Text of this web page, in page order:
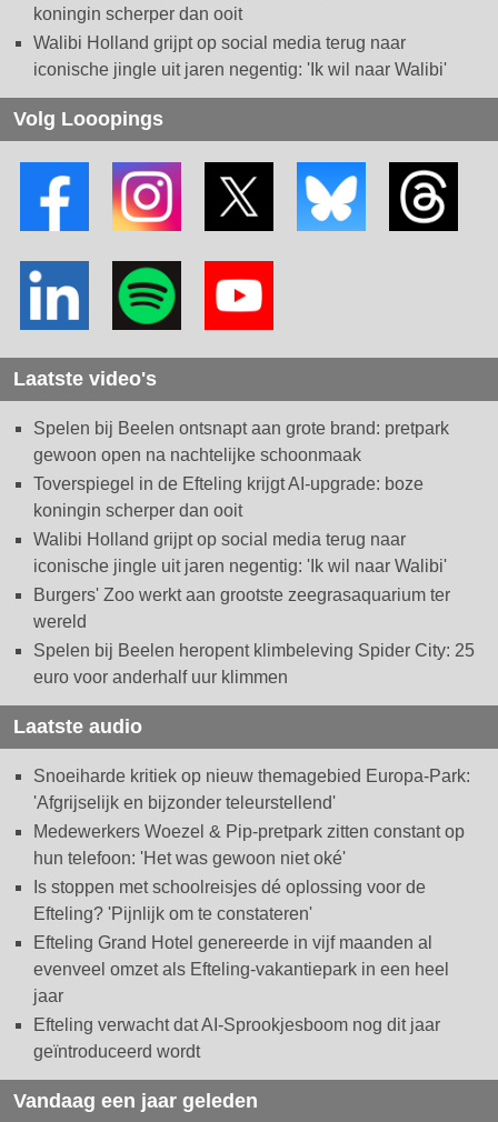
koningin scherper dan ooit
Walibi Holland grijpt op social media terug naar
iconische jingle uit jaren negentig: 'Ik wil naar Walibi'
Volg Looopings
Laatste video's
Spelen bij Beelen ontsnapt aan grote brand: pretpark
gewoon open na nachtelijke schoonmaak
Toverspiegel in de Efteling krijgt AI-upgrade: boze
koningin scherper dan ooit
Walibi Holland grijpt op social media terug naar
iconische jingle uit jaren negentig: 'Ik wil naar Walibi'
Burgers' Zoo werkt aan grootste zeegrasaquarium ter
wereld
Spelen bij Beelen heropent klimbeleving Spider City: 25
euro voor anderhalf uur klimmen
Laatste audio
Snoeiharde kritiek op nieuw themagebied Europa-Park:
'Afgrijselijk en bijzonder teleurstellend'
Medewerkers Woezel & Pip-pretpark zitten constant op
hun telefoon: 'Het was gewoon niet oké'
Is stoppen met schoolreisjes dé oplossing voor de
Efteling? 'Pijnlijk om te constateren'
Efteling Grand Hotel genereerde in vijf maanden al
evenveel omzet als Efteling-vakantiepark in een heel
jaar
Efteling verwacht dat AI-Sprookjesboom nog dit jaar
geïntroduceerd wordt
Vandaag een jaar geleden